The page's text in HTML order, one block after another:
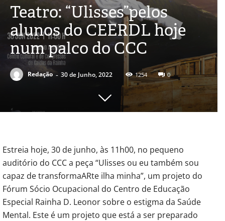
Teatro: “Ulisses”pelos
alunos do CEERDL hoje
num palco do CCC
Redação - 30 de Junho, 2022 1254 0
Estreia hoje, 30 de junho, às 11h00, no pequeno
auditório do CCC a peça “Ulisses ou eu também sou
capaz de transformaARte ilha minha”, um projeto do
Fórum Sócio Ocupacional do Centro de Educação
Especial Rainha D. Leonor sobre o estigma da Saúde
Mental. Este é um projeto que está a ser preparado